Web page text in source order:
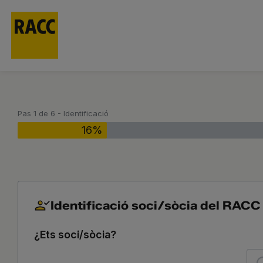
Pas 1 de 6 - Identificació
16%
Identificació soci/sòcia del RACC
¿Ets soci/sòcia?